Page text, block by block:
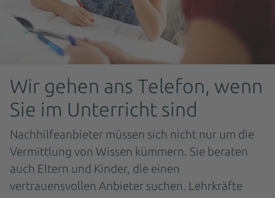
Wir gehen ans Telefon, wenn
Sie im Unterricht sind
Nachhilfeanbieter müssen sich nicht nur um die
Vermittlung von Wissen kümmern. Sie beraten
auch Eltern und Kinder, die einen
vertrauensvollen Anbieter suchen. Lehrkräfte